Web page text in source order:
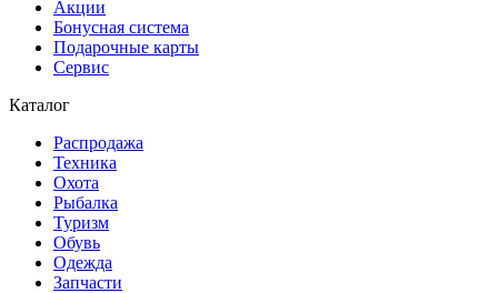
Акции
Бонусная система
Подарочные карты
Сервис
Каталог
Распродажа
Техника
Охота
Рыбалка
Туризм
Обувь
Одежда
Запчасти